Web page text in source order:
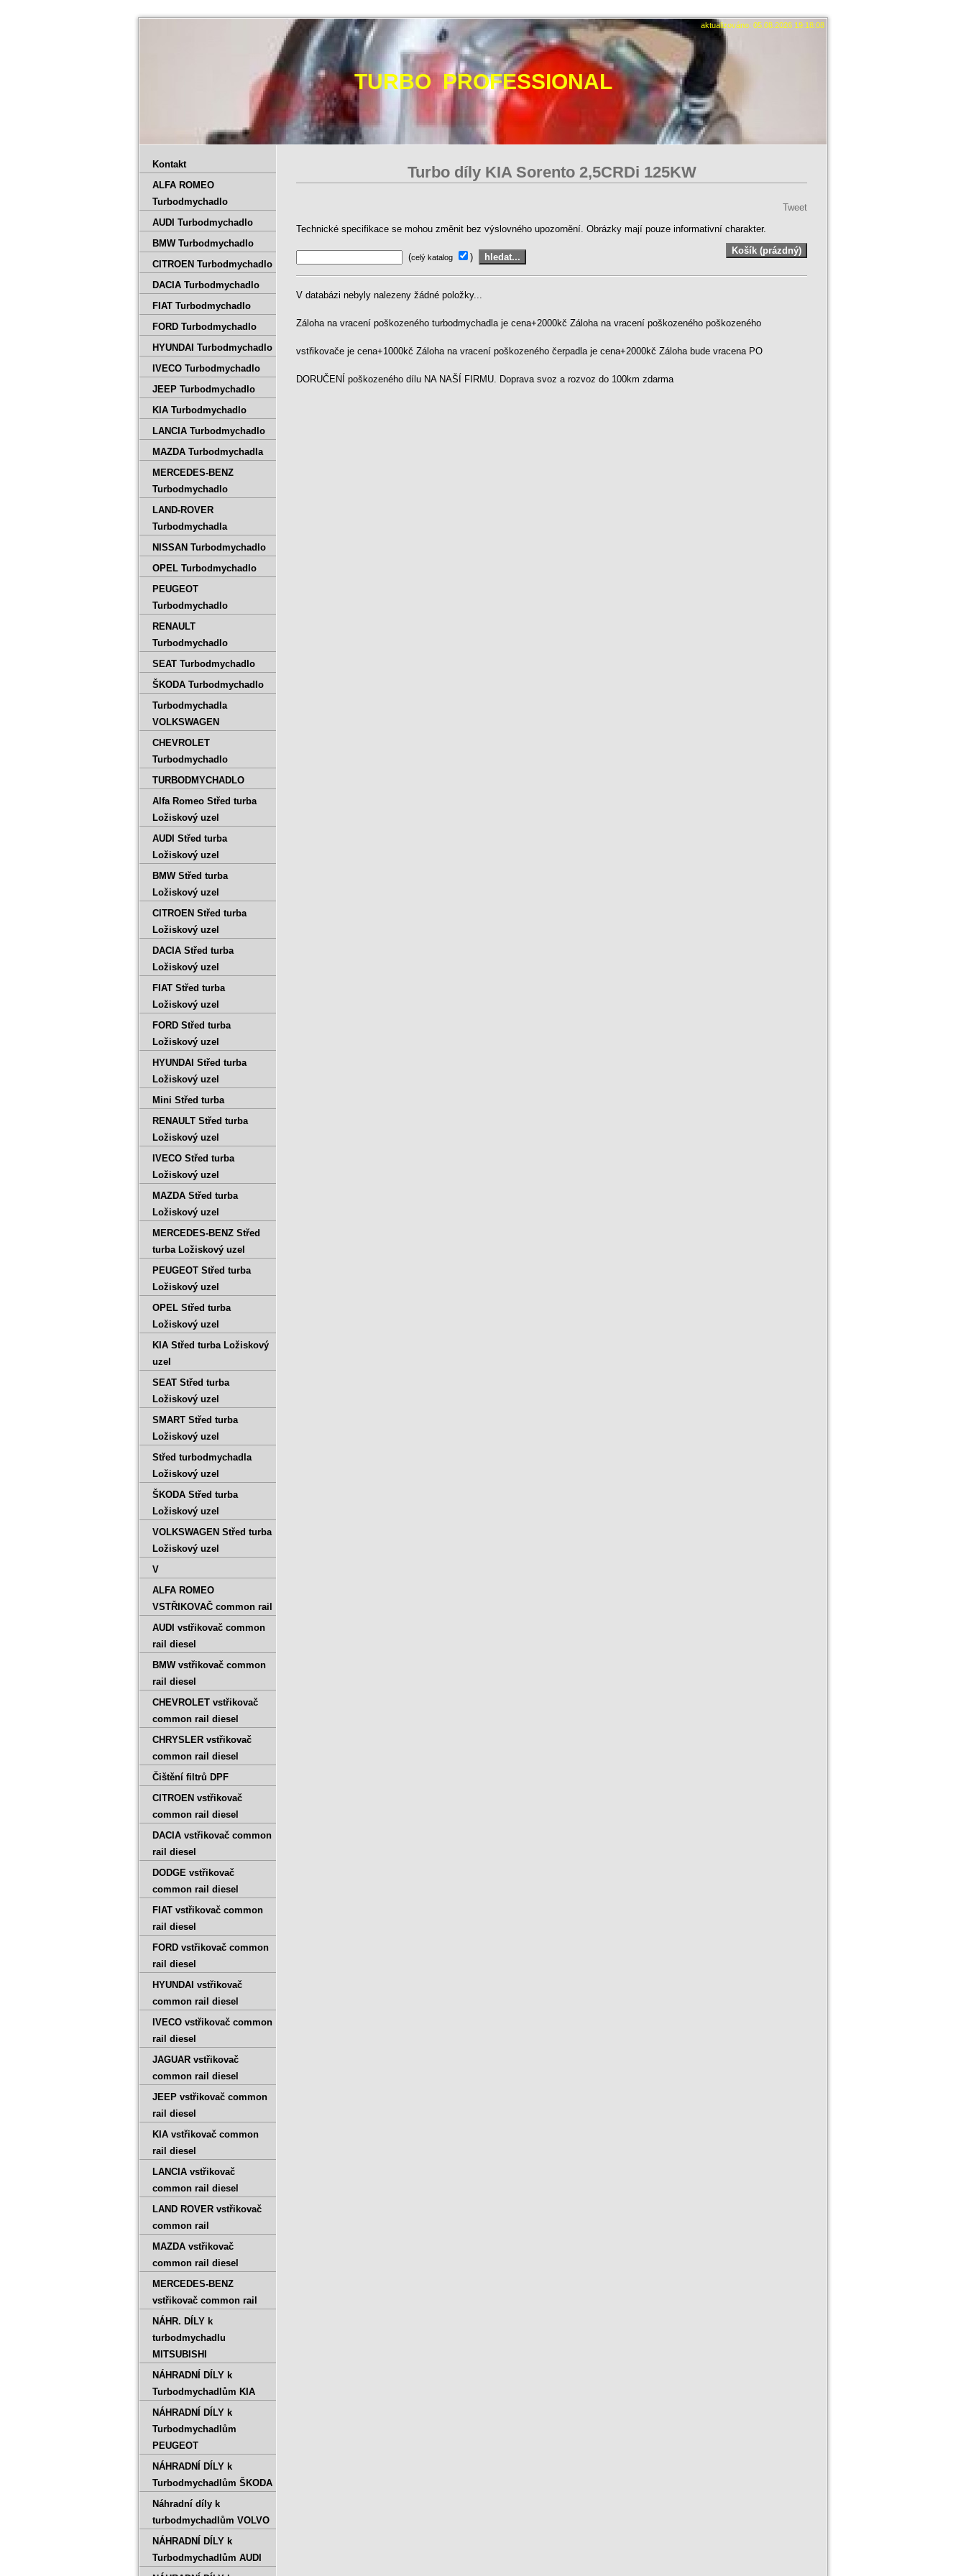
aktualizováno: 05.08.2026 19:18:08
TURBO PROFESSIONAL
Turbo díly KIA Sorento 2‚5CRDi 125KW
Tweet
Technické specifikace se mohou změnit bez výslovného upozornění. Obrázky mají pouze informativní charakter.
(celý katalog )
V databázi nebyly nalezeny žádné položky...
Záloha na vracení poškozeného turbodmychadla je cena+2000kč Záloha na vracení poškozeného poškozeného
vstřikovače je cena+1000kč Záloha na vracení poškozeného čerpadla je cena+2000kč Záloha bude vracena PO
DORUČENÍ poškozeného dílu NA NAŠÍ FIRMU. Doprava svoz a rozvoz do 100km zdarma
Kontakt
ALFA ROMEO
Turbodmychadlo
AUDI Turbodmychadlo
BMW Turbodmychadlo
CITROEN Turbodmychadlo
DACIA Turbodmychadlo
FIAT Turbodmychadlo
FORD Turbodmychadlo
HYUNDAI Turbodmychadlo
IVECO Turbodmychadlo
JEEP Turbodmychadlo
KIA Turbodmychadlo
LANCIA Turbodmychadlo
MAZDA Turbodmychadla
MERCEDES-BENZ
Turbodmychadlo
LAND-ROVER
Turbodmychadla
NISSAN Turbodmychadlo
OPEL Turbodmychadlo
PEUGEOT
Turbodmychadlo
RENAULT
Turbodmychadlo
SEAT Turbodmychadlo
ŠKODA Turbodmychadlo
Turbodmychadla
VOLKSWAGEN
CHEVROLET
Turbodmychadlo
TURBODMYCHADLO
Alfa Romeo Střed turba
Ložiskový uzel
AUDI Střed turba
Ložiskový uzel
BMW Střed turba
Ložiskový uzel
CITROEN Střed turba
Ložiskový uzel
DACIA Střed turba
Ložiskový uzel
FIAT Střed turba
Ložiskový uzel
FORD Střed turba
Ložiskový uzel
HYUNDAI Střed turba
Ložiskový uzel
Mini Střed turba
RENAULT Střed turba
Ložiskový uzel
IVECO Střed turba
Ložiskový uzel
MAZDA Střed turba
Ložiskový uzel
MERCEDES-BENZ Střed
turba Ložiskový uzel
PEUGEOT Střed turba
Ložiskový uzel
OPEL Střed turba
Ložiskový uzel
KIA Střed turba Ložiskový
uzel
SEAT Střed turba
Ložiskový uzel
SMART Střed turba
Ložiskový uzel
Střed turbodmychadla
Ložiskový uzel
ŠKODA Střed turba
Ložiskový uzel
VOLKSWAGEN Střed turba
Ložiskový uzel
V
ALFA ROMEO
VSTŘIKOVAČ common rail
AUDI vstřikovač common
rail diesel
BMW vstřikovač common
rail diesel
CHEVROLET vstřikovač
common rail diesel
CHRYSLER vstřikovač
common rail diesel
Čištění filtrů DPF
CITROEN vstřikovač
common rail diesel
DACIA vstřikovač common
rail diesel
DODGE vstřikovač
common rail diesel
FIAT vstřikovač common
rail diesel
FORD vstřikovač common
rail diesel
HYUNDAI vstřikovač
common rail diesel
IVECO vstřikovač common
rail diesel
JAGUAR vstřikovač
common rail diesel
JEEP vstřikovač common
rail diesel
KIA vstřikovač common
rail diesel
LANCIA vstřikovač
common rail diesel
LAND ROVER vstřikovač
common rail
MAZDA vstřikovač
common rail diesel
MERCEDES-BENZ
vstřikovač common rail
NÁHR. DÍLY k
turbodmychadlu
MITSUBISHI
NÁHRADNÍ DÍLY k
Turbodmychadlům KIA
NÁHRADNÍ DÍLY k
Turbodmychadlům
PEUGEOT
NÁHRADNÍ DÍLY k
Turbodmychadlům ŠKODA
Náhradní díly k
turbodmychadlům VOLVO
NÁHRADNÍ DÍLY k
Turbodmychadlům AUDI